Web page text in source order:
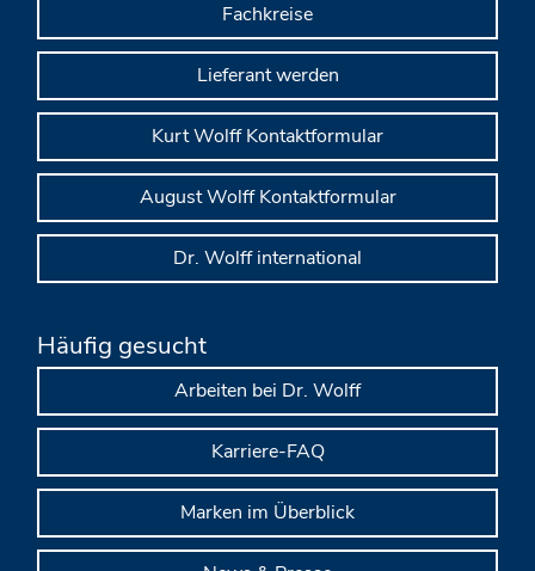
Fachkreise
Lieferant werden
Kurt Wolff Kontaktformular
August Wolff Kontaktformular
Dr. Wolff international
Häufig gesucht
Arbeiten bei Dr. Wolff
Karriere-FAQ
Marken im Überblick